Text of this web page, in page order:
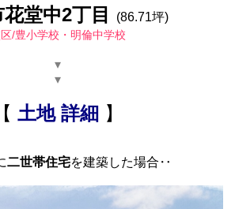
堂中2丁目 (86.71坪)
/豊小学校・明倫中学校
▾
▾
【 土地 詳細 】
二世帯住宅を建築した場合‥